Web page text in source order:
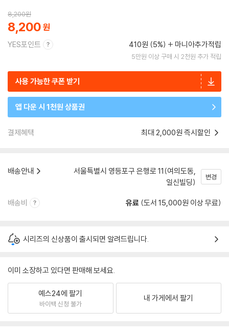
8,200원
8,200
YES포인트 410원 (5%) 마니아추가적립
5만원 이상 구매 시 2천원 추가 적립
사용 가능한 쿠폰 받기
앱 다운 시 1천원 상품권
결제혜택 최대 2,000원 즉시할인
배송안내
서울특별시 영등포구 은행로 11(여의도동,
일신빌딩)
변경
배송비 유료 (도서 15,000원 이상 무료)
시리즈의 신상품이 출시되면 알려드립니다.
이미 소장하고 있다면 판매해 보세요.
예스24에 팔기
바이백 신청 불가
내 가게에서 팔기